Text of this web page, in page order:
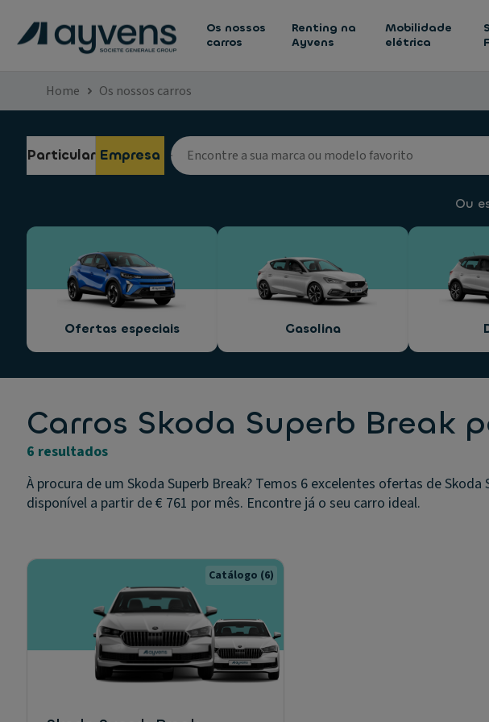
Os nossos
carros
Renting na
Ayvens
Mobilidade
elétrica
Home Os nossos carros
Particular Empresa
Ou
Ofertas especiais Gasolina
Carros Skoda Superb Break
6 resultados
À procura de um Skoda Superb Break? Temos 6 excelentes ofertas de
disponível a partir de € 761 por mês. Encontre já o seu carro ideal.
Catálogo (6)